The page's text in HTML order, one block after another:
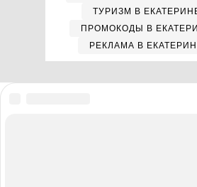
ТУРИЗМ В
ПРОМОКОДЫ В
РЕКЛАМА В